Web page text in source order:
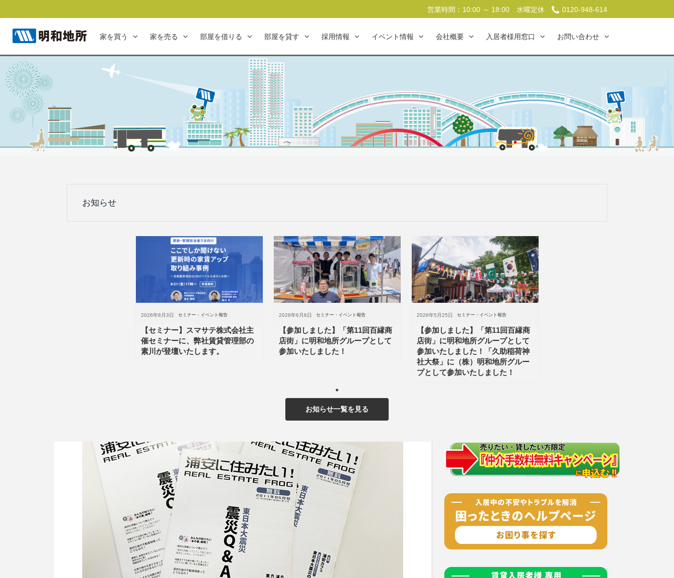
営業時間：10:00 ～ 18:00 水曜定休 0120-948-614
家を買う 家を売る 部屋を借りる 部屋を貸す 採用情報 イベント情報 会社概要 入居者様用窓口 お問い合わせ
お知らせ
2026年8月3日 セミナー・イベント報告
【セミナー】スマサテ株式会社主
催セミナーに、弊社賃貸管理部の
素川が登壇いたします。
2026年6月8日 セミナー・イベント報告
【参加しました】「第11回百縁商
店街」に明和地所グループとして
参加いたしました！
2026年5月25日 セミナー・イベント報告
【参加しました】「第11回百縁商
店街」に明和地所グループとして
参加いたしました！「久助稲荷神
社大祭」に（株）明和地所グルー
プとして参加いたしました！
お知らせ一覧を見る